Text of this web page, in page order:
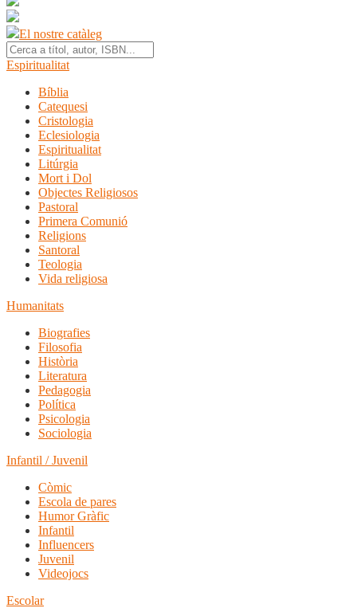
El nostre catàleg
Espiritualitat
Bíblia
Catequesi
Cristologia
Eclesiologia
Espiritualitat
Litúrgia
Mort i Dol
Objectes Religiosos
Pastoral
Primera Comunió
Religions
Santoral
Teologia
Vida religiosa
Humanitats
Biografies
Filosofia
Història
Literatura
Pedagogia
Política
Psicologia
Sociologia
Infantil / Juvenil
Còmic
Escola de pares
Humor Gràfic
Infantil
Influencers
Juvenil
Videojocs
Escolar